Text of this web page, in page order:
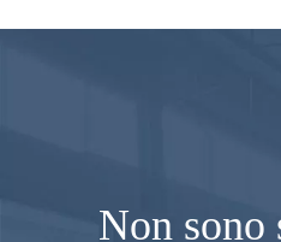
Non sono